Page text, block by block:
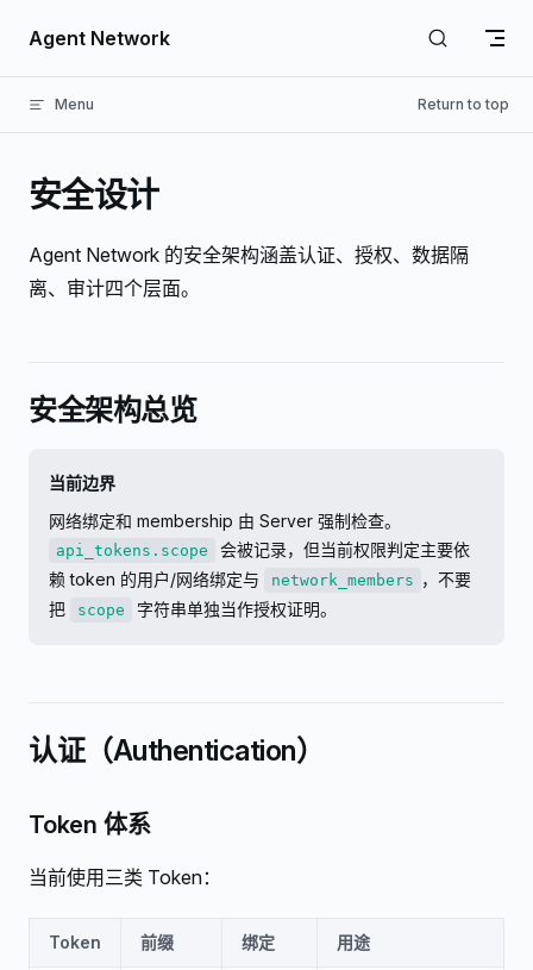
Skip to content
Agent Network
Menu Return to top
安全设计
Agent Network 的安全架构涵盖认证、授权、数据隔
离、审计四个层面。
安全架构总览
当前边界
网络绑定和 membership 由 Server 强制检查。
api_tokens.scope
会被记录，但当前权限判定主要依
赖 token 的用户/网络绑定与
network_members ，不要
把
scope 字符串单独当作授权证明。
认证（Authentication）
Token 体系
当前使用三类 Token：
Token 前缀 绑定 用途